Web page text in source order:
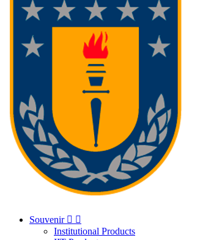
Souvenir  
Institutional Products